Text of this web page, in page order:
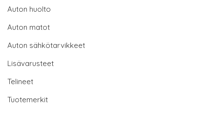
Auton huolto
Auton matot
Auton sähkötarvikkeet
Lisävarusteet
Telineet
Tuotemerkit